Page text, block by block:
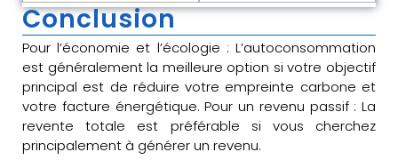
Conclusion
Pour l’économie et l’écologie : L’autoconsommation
est généralement la meilleure option si votre objectif
principal est de réduire votre empreinte carbone et
votre facture énergétique. Pour un revenu passif : La
revente totale est préférable si vous cherchez
principalement à générer un revenu.